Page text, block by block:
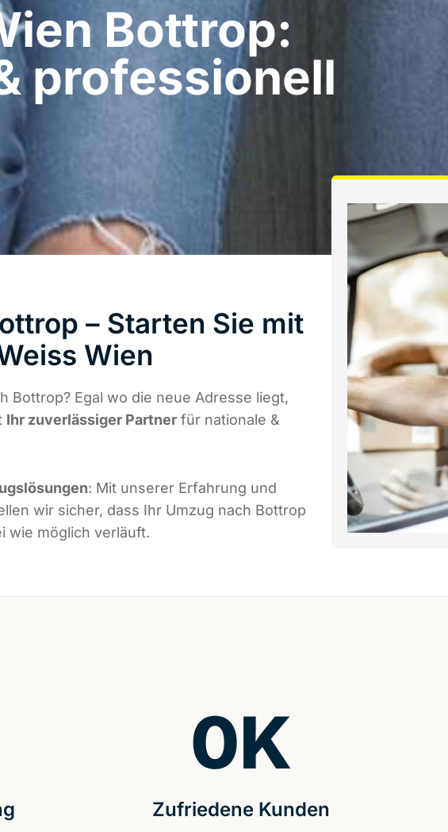
Bottrop:
professionell​
– Starten Sie mit
Wien
Bottrop? Egal wo die neue Adresse liegt,
Ihr zuverlässiger Partner für nationale &
: Mit unserer Erfahrung und
wir sicher, dass Ihr Umzug nach Bottrop
wie möglich verläuft.
Zufriedene Kunden
0K